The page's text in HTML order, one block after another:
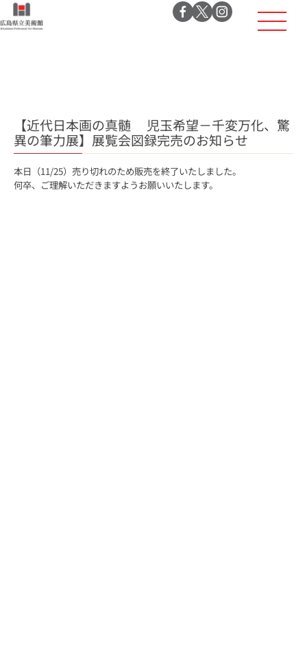
【近代日本画の真髄 児玉希望－千変万化、驚
異の筆力展】展覧会図録完売のお知らせ
本日（11/25）売り切れのため販売を終了いたしました。
何卒、ご理解いただきますようお願いいたします。